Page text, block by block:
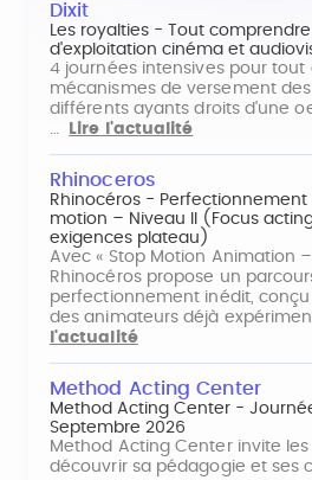
Dixit
Les royalties - Tout
d'exploitation cinéma et
4 journées intensives pour tout
mécanismes de versement
différents ayants droits d'une
…
Lire l'actualité
Rhinoceros
Rhinocéros -
motion – Niveau II (Focus
exigences plateau)
Avec « Stop Motion Animation –
Rhinocéros propose un
perfectionnement inédit,
des animateurs déjà
l'actualité
Method Acting Center
Method Acting Center -
Septembre 2026
Method Acting Center invite
découvrir sa pédagogie et ses